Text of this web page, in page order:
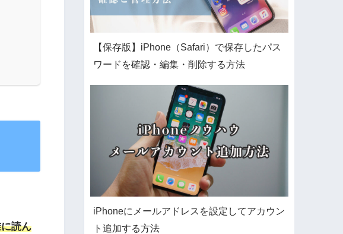
読ん
【保存版】iPhone（Safari）で保存したパス
ワードを確認・編集・削除する方法
iPhoneにメールアドレスを設定してアカウン
ト追加する方法